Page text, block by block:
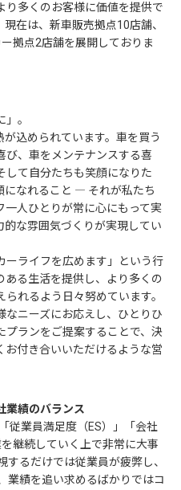
り多くのお客様に価値を提供で
在は、新車販売拠点10店舗、
拠点2店舗を展開しておりま
。
込められています。車を買う
び、車をメンテナンスする喜
して自分たちも笑顔になりた
になれること ― それが私たち
一人ひとりが常に心にもって実
な雰囲気づくりが実現してい
ーライフを広めます」という行
ある生活を提供し、より多くの
れるよう日々努めています。
なニーズにお応えし、ひとりひ
プランをご提案することで、決
お付き合いいただけるような営
業績のバランス
従業員満足度（ES）」「会社
継続していく上で非常に大事
するだけでは従業員が疲弊し、
業績を追い求めるばかりではコ